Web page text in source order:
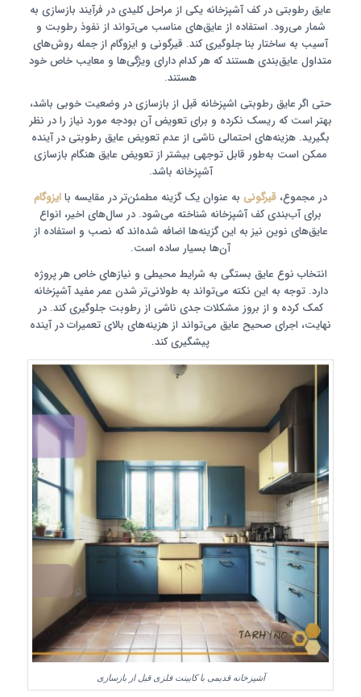
عایق رطوبتی در کف آشپزخانه یکی از مراحل کلیدی در فرآیند بازسازی به
شمار می‌رود. استفاده از عایق‌های مناسب می‌تواند از نفوذ رطوبت و
آسیب به ساختار بنا جلوگیری کند. قیرگونی و ایزوگام از جمله روش‌های
متداول عایق‌بندی هستند که هر کدام دارای ویژگی‌ها و معایب خاص خود
هستند.
حتی اگر عایق رطوبتی اشپزخانه قبل از بازسازی در وضعیت خوبی باشد،
بهتر است که ریسک نکرده و برای تعویض آن بودجه مورد نیاز را در نظر
بگیرید. هزینه‌های احتمالی ناشی از عدم تعویض عایق رطوبتی در آینده
ممکن است به‌طور قابل توجهی بیشتر از تعویض عایق هنگام بازسازی
آشپزخانه باشد.
در مجموع، قیرگونی به عنوان یک گزینه مطمئن‌تر در مقایسه باایزوگام
برای آب‌بندی کف آشپزخانه شناخته می‌شود. در سال‌های اخیر، انواع
عایق‌های نوین نیز به این گزینه‌ها اضافه شده‌اند که نصب و استفاده از
آن‌ها بسیار ساده است.
انتخاب نوع عایق بستگی به شرایط محیطی و نیازهای خاص هر پروژه
دارد. توجه به این نکته می‌تواند به طولانی‌تر شدن عمر مفید آشپزخانه
کمک کرده و از بروز مشکلات جدی ناشی از رطوبت جلوگیری کند. در
نهایت، اجرای صحیح عایق می‌تواند از هزینه‌های بالای تعمیرات در آینده
پیشگیری کند.
آشپزخانه قدیمی با کابینت فلزی قبل از بازسازی